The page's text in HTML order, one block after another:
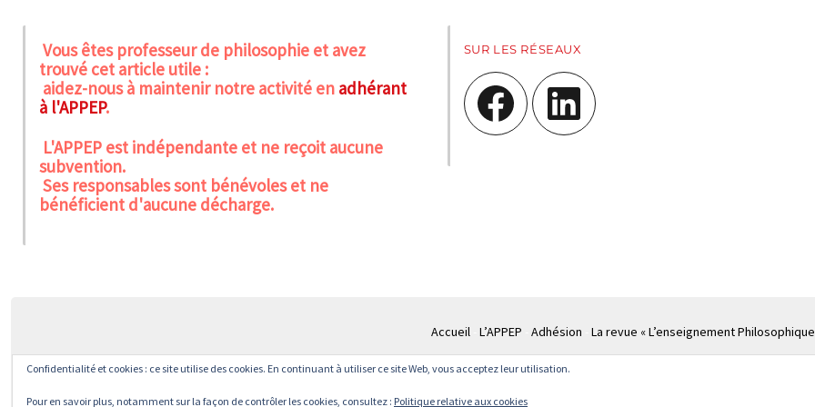
Vous êtes professeur de philosophie et avez
trouvé cet article utile :
aidez-nous à maintenir notre activité en adhérant
à l'APPEP.
L'APPEP est indépendante et ne reçoit aucune
subvention.
Ses responsables sont bénévoles et ne
bénéficient d'aucune décharge.
SUR LES RÉSEAUX
Facebook LinkedIn
Accueil L’APPEP Adhésion La revue « L’enseignement
© APPEP Mentions légales
Confidentialité et cookies : ce site utilise des cookies. En continuant à utiliser ce site Web, vous acceptez leur utilisation.
Pour en savoir plus, notamment sur la façon de contrôler les cookies, consultez : Politique relative aux cookies